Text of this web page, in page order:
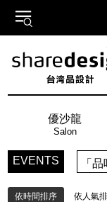
優沙龍
Salon
EVENTS 「
依時間排序 依人氣